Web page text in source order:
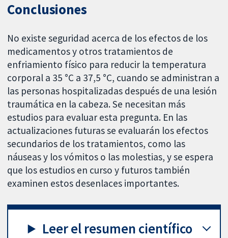
Conclusiones
No existe seguridad acerca de los efectos de los
medicamentos y otros tratamientos de
enfriamiento físico para reducir la temperatura
corporal a 35 °C a 37,5 °C, cuando se administran a
las personas hospitalizadas después de una lesión
traumática en la cabeza. Se necesitan más
estudios para evaluar esta pregunta. En las
actualizaciones futuras se evaluarán los efectos
secundarios de los tratamientos, como las
náuseas y los vómitos o las molestias, y se espera
que los estudios en curso y futuros también
examinen estos desenlaces importantes.
Leer el resumen científico